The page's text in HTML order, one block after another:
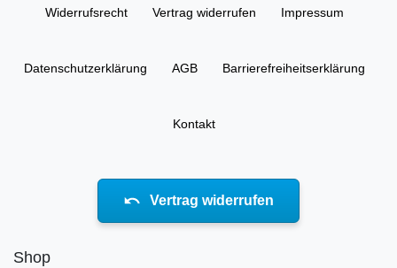
Widerrufs­recht Vertrag widerrufen Impressum
Daten­schutz­erklärung AGB Barrierefreiheitserklärung
Kontakt
Vertrag widerrufen
Shop